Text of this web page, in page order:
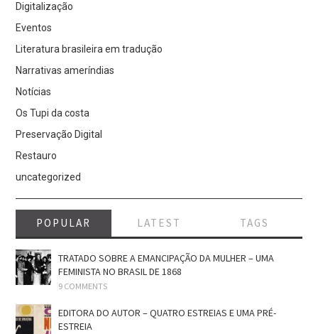
Digitalização
Eventos
Literatura brasileira em tradução
Narrativas ameríndias
Notícias
Os Tupi da costa
Preservação Digital
Restauro
uncategorized
POPULAR LATEST TAGS
TRATADO SOBRE A EMANCIPAÇÃO DA MULHER – UMA
FEMINISTA NO BRASIL DE 1868
9 COMMENTS
EDITORA DO AUTOR – QUATRO ESTREIAS E UMA PRÉ-
ESTREIA